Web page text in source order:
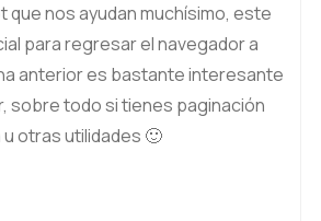
que nos ayudan muchísimo, este
para regresar el navegador a
anterior es bastante interesante
sobre todo si tienes paginación
otras utilidades 🙂